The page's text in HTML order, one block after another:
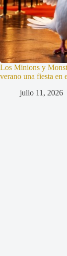
Los Minions y
verano una fiesta en
julio 11, 2026